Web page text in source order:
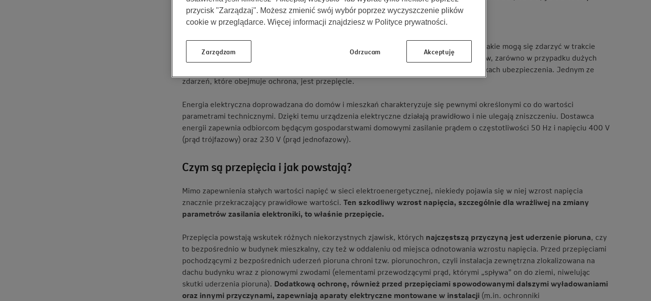
przepięcia.
Ubezpieczenie domu i mieszkania obejmuje wiele niekorzystnych wypadków losowych, jakie mogą się zdarzyć w trakcie
codziennych czynności. Polisa zapewnia spokój i gwarantuje zwrot poniesionych kosztów, zarówno w przypadku dużych
zniszczeń, jak i niewielkich usterek, jeśli zdarzenia te są wymienione w ogólnych warunkach ubezpieczenia. Jednym ze
zdarzeń, które obejmuje ochrona, jest przepięcie.
Energia elektryczna doprowadzana do domów i mieszkań charakteryzuje się pewnymi określonymi co do wartości
parametrami technicznymi. Dzięki temu urządzenia elektryczne działają prawidłowo i nie ulegają zniszczeniu. Dostawca
energii zapewnia odbiorcom będącym gospodarstwami domowymi zasilanie prądem o częstotliwości 50 Hz i napięciu 400 V
(prąd trójfazowy) oraz 230 V (prąd jednofazowy).
Czym są przepięcia i jak powstają?
Mimo zapewnienia stałych wartości napięć w sieci elektroenergetycznej, niekiedy pojawia się w niej wzrost napięcia
znacznie przekraczający prawidłowe wartości. Ten szkodliwy wzrost napięcia, szczególnie dla wrażliwej na zmiany
parametrów zasilania elektroniki, to właśnie przepięcie.
Przepięcia powstają wskutek różnych niekorzystnych zjawisk, których najczęstszą przyczyną jest uderzenie pioruna, czy
to bezpośrednio w budynek mieszkalny, czy też w oddaleniu od miejsca odnotowania wzrostu napięcia. Przed przepięciami
pochodzącymi z bezpośrednich uderzeń pioruna chroni tzw. piorunochron, czyli instalacja zewnętrzna zlokalizowana na
dachu budynku wraz z pionowymi zwodami (elementami przewodzącymi prąd, którymi „spływa” on do ziemi, niwelując
skutki uderzenia pioruna). Dodatkową ochronę, również przed przepięciami spowodowanymi dalszymi wyładowaniami
oraz innymi przyczynami, zapewniają aparaty elektryczne montowane w instalacji (m.in. ochronniki
przycisk "Zarządzaj". Możesz zmienić swój wybór poprzez wyczyszczenie plików
cookie w przeglądarce. Więcej informacji znajdziesz w Polityce prywatności.
Zarządzam Odrzucam Akceptuję